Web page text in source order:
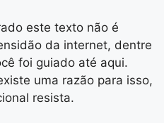
este texto não é
da internet, dentre
foi guiado até aqui.
uma razão para isso,
resista.